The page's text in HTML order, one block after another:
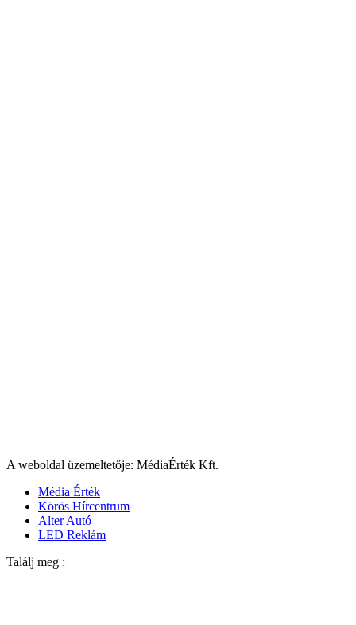
A weboldal üzemeltetője: MédiaÉrték Kft.
Média Érték
Körös Hírcentrum
Alter Autó
LED Reklám
Találj meg :